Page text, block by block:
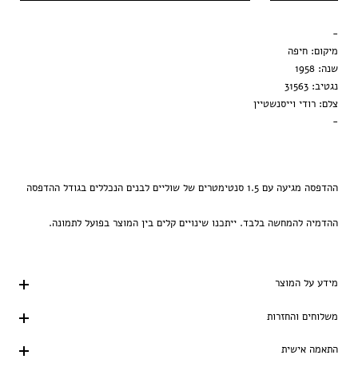
הדפסה בלבד
-
מיקום: חיפה
שנה: 1958
נגטיב: 31563
צלם: רודי וייסנשטיין
-
ההדפסה מגיעה עם 1.5 סנטימטרים של שוליים לבנים הנכללים בגודל ההדפסה
ההדמיה להמחשה בלבד. ייתכנו שינויים קלים בין המוצר בפועל לתמונה.
מידע על המוצר
משלוחים והחזרות
התאמה אישית